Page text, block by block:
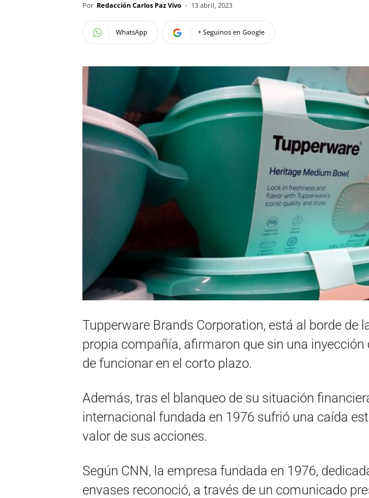
Por Redacción Carlos Paz Vivo - 13 abril, 2023
WhatsApp + Seguinos en Google
Tupperware Brands Corporation, está al borde de
propia compañía, afirmaron que sin una
de funcionar en el corto plazo.
Además, tras el blanqueo de su situación
internacional fundada en 1976 sufrió una caída
valor de sus acciones.
Según CNN, la empresa fundada en 1976,
envases reconoció, a través de un comunicado